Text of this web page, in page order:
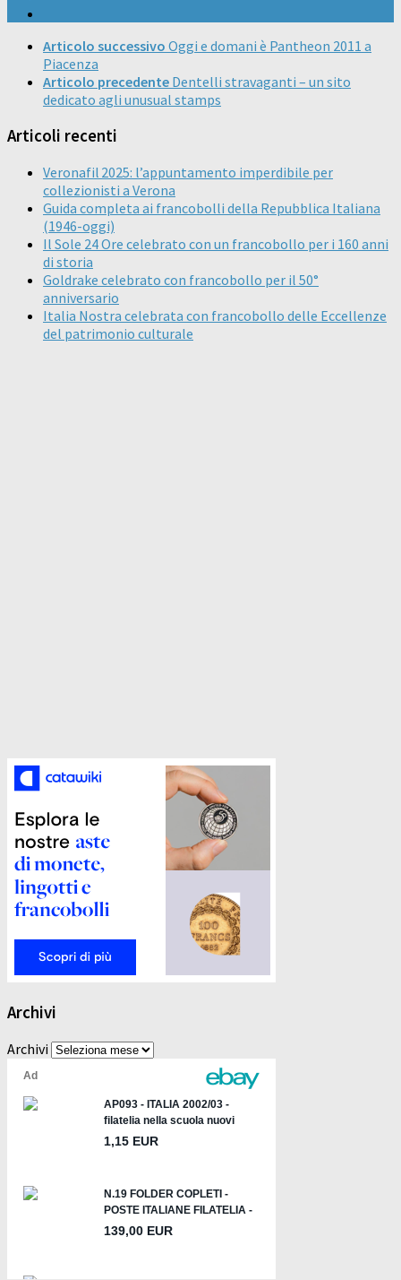
Articolo successivo Oggi e domani è Pantheon 2011 a
Piacenza
Articolo precedente Dentelli stravaganti – un sito
dedicato agli unusual stamps
Articoli recenti
Veronafil 2025: l’appuntamento imperdibile per
collezionisti a Verona
Guida completa ai francobolli della Repubblica Italiana
(1946-oggi)
Il Sole 24 Ore celebrato con un francobollo per i 160 anni
di storia
Goldrake celebrato con francobollo per il 50°
anniversario
Italia Nostra celebrata con francobollo delle Eccellenze
del patrimonio culturale
Archivi
Archivi